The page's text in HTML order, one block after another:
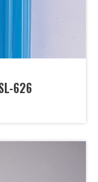
626